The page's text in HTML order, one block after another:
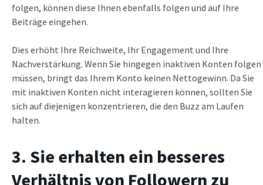
folgen, können diese Ihnen ebenfalls folgen und auf Ihre
Beiträge eingehen.
Dies erhöht Ihre Reichweite, Ihr Engagement und Ihre
Nachverstärkung. Wenn Sie hingegen inaktiven Konten folgen
müssen, bringt das Ihrem Konto keinen Nettogewinn. Da Sie
mit inaktiven Konten nicht interagieren können, sollten Sie
sich auf diejenigen konzentrieren, die den Buzz am Laufen
halten.
3. Sie erhalten ein besseres
Verhältnis von Followern zu